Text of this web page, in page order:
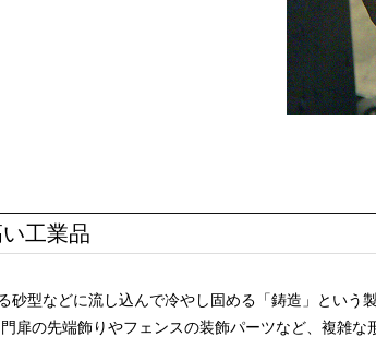
工業品
砂型などに流し込んで冷やし固める「鋳造」という
扉の先端飾りやフェンスの装飾パーツなど、複雑な